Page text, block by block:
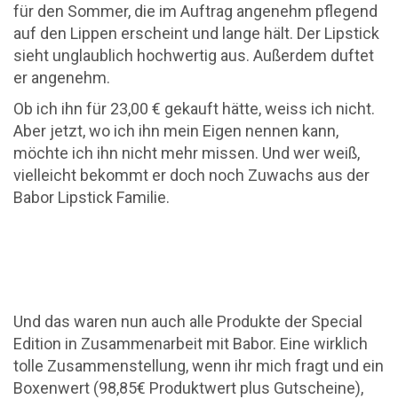
für den Sommer, die im Auftrag angenehm pflegend
auf den Lippen erscheint und lange hält. Der Lipstick
sieht unglaublich hochwertig aus. Außerdem duftet
er angenehm.
Ob ich ihn für 23,00 € gekauft hätte, weiss ich nicht.
Aber jetzt, wo ich ihn mein Eigen nennen kann,
möchte ich ihn nicht mehr missen. Und wer weiß,
vielleicht bekommt er doch noch Zuwachs aus der
Babor Lipstick Familie.
Und das waren nun auch alle Produkte der Special
Edition in Zusammenarbeit mit Babor. Eine wirklich
tolle Zusammenstellung, wenn ihr mich fragt und ein
Boxenwert (98,85€ Produktwert plus Gutscheine),